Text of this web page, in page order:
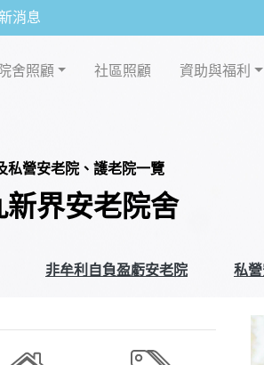
消息
院舍照顧 社區照顧 資助與福利
私營安老院、護老院一覽
新界安老院舍
非牟利自負盈虧安老院 私